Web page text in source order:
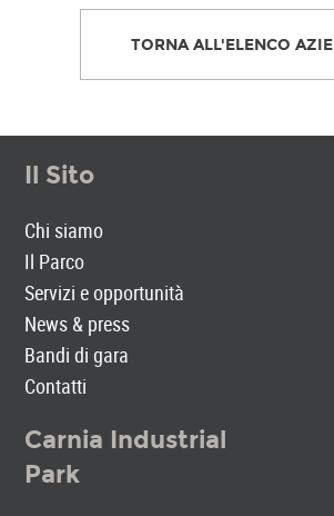
TORNA ALL'ELENCO
Il Sito
Chi siamo
Il Parco
Servizi e opportunità
News & press
Bandi di gara
Contatti
Carnia Industrial
Park